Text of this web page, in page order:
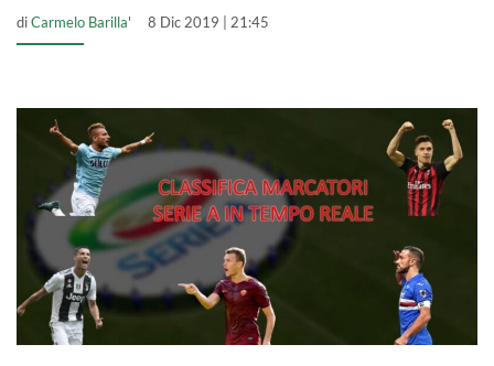
diCarmelo Barilla' 8 Dic 2019 | 21:45